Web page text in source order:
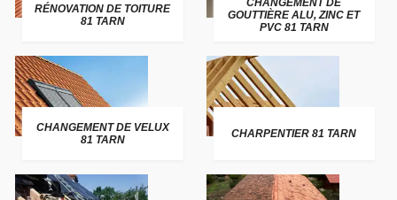
RÉNOVATION DE TOITURE
81 TARN
CHANGEMENT DE
GOUTTIÈRE ALU, ZINC ET
PVC 81 TARN
CHANGEMENT DE VELUX
81 TARN
CHARPENTIER 81 TARN